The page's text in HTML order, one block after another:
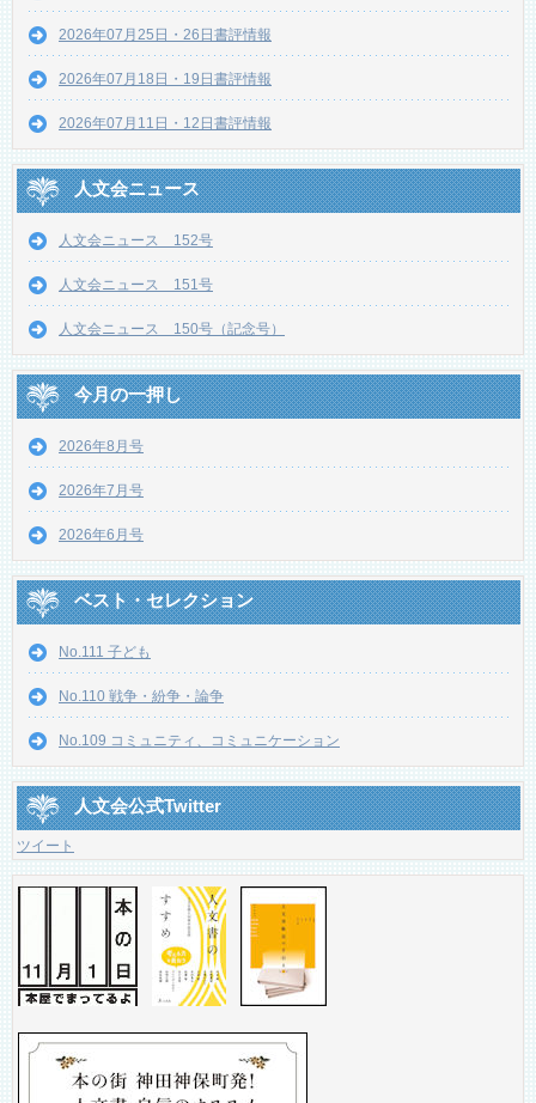
2026年07月25日・26日書評情報
2026年07月18日・19日書評情報
2026年07月11日・12日書評情報
人文会ニュース
人文会ニュース 152号
人文会ニュース 151号
人文会ニュース 150号（記念号）
今月の一押し
2026年8月号
2026年7月号
2026年6月号
ベスト・セレクション
No.111 子ども
No.110 戦争・紛争・論争
No.109 コミュニティ、コミュニケーション
人文会公式Twitter
ツイート